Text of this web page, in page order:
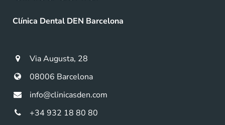
Clínica Dental DEN Barcelona
Via Augusta, 28
08006 Barcelona
info@clinicasden.com
+34 932 18 80 80